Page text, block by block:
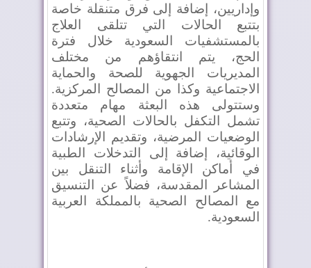
وإداريين، إضافة إلى فرق متنقلة خاصة
بتتبع الحالات التي تتلقى العلاج
بالمستشفيات السعودية خلال فترة
الحج، يتم انتقاؤهم من مختلف
المديريات الجهوية للصحة والحماية
الاجتماعية وكذا من المصالح المركزية.
وستتولى هذه البعثة مهام متعددة
تشمل التكفل بالحالات الصحية، وتتبع
الوضعيات المرضية، وتقديم الإرشادات
الوقائية، إضافة إلى التدخلات الطبية
في أماكن الإقامة وأثناء التنقل بين
المشاعر المقدسة، فضلاً عن التنسيق
مع المصالح الصحية بالمملكة العربية
السعودية.